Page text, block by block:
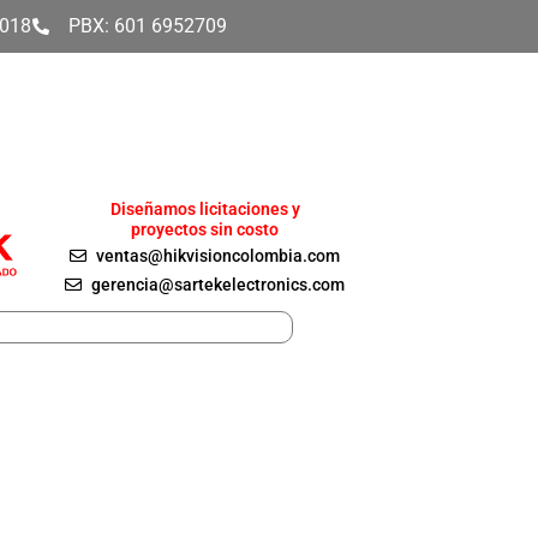
PBX: 601 6952709
Diseñamos licitaciones y
proyectos sin costo
ventas@hikvisioncolombia.com
gerencia@sartekelectronics.com